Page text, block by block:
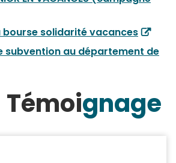
solidarité vacances
subvention au département de
Témoignage